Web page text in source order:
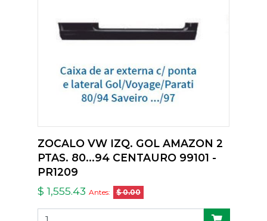
ZOCALO VW IZQ. GOL AMAZON 2
PTAS. 80...94 CENTAURO 99101 -
PR1209
$ 1,555.43 Antes: $ 0.00